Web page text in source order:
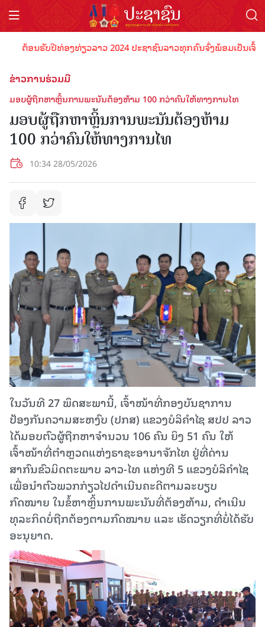
ຕ້ອນຮັບປີທ່ອງທ່ຽວລາວ 2024 ປະຊາຊົນລາວທຸກຄົນຈົ່ງພ້ອມເປັນເຈົ້າພ
ຂ່າວການຮ່ວມມື
ມອບຜູ້ຖືກຫາຫຼິ້ນການພະນັນຕ້ອງຫ້າມ 100 ກວ່າຄົນໃຫ້ທາງການໄທ
ມອບຜູ້ຖືກຫາຫຼິ້ນການພະນັນຕ້ອງຫ້າມ
100 ກວ່າຄົນໃຫ້ທາງການໄທ
10:34 28/05/2026
ໃນວັນທີ 27 ພຶດສະພານີ້, ເຈົ້າໜ້າທີ່ກອງບັນຊາການ
ປ້ອງກັນຄວາມສະຫງົບ (ປກສ) ແຂວງບໍລິຄໍາໄຊ ສປປ ລາວ
ໄດ້ມອບຕົວຜູ້ຖືກຫາຈໍານວນ 106 ຄົນ ຍິງ 51 ຄົນ ໃຫ້
ເຈົ້າໜ້າທີ່ຕຳຫຼວດແຫ່ງຣາຊະອານາຈັກໄທ ຢູ່ທີ່ດ່ານ
ສາກົນຂົວມິດຕະພາບ ລາວ-ໄທ ແຫ່ງທີ 5 ແຂວງບໍລິຄໍາໄຊ
ເພື່ອນໍາຕົວພວກກ່ຽວໄປດໍາເນີນຄະດີຕາມລະບຽບ
ກົດໝາຍ ໃນຂໍ້ຫາຫຼິ້ນການພະນັນທີ່ຕ້ອງຫ້າມ, ດຳເນີນ
ທຸລະກິດບໍ່ຖືກຕ້ອງຕາມກົດໝາຍ ແລະ ເຮັດວຽກທີ່ບໍ່ໄດ້ຮັບ
ອະນຸຍາດ.